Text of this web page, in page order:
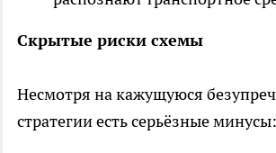
Скрытые риски схемы
Несмотря на кажущуюся
стратегии есть серьёзные минусы: